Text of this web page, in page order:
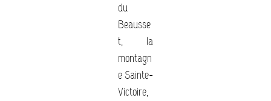
du
Beausse
t, la
montagn
e Sainte-
Victoire,